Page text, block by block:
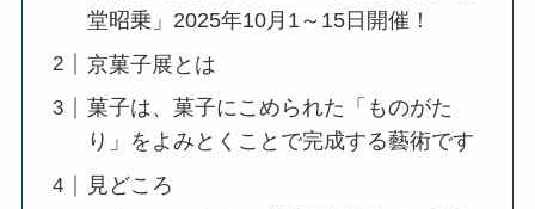
堂昭乗」2025年10月1～15日開催！
京菓子展とは
菓子は、菓子にこめられた「ものがた
り」をよみとくことで完成する藝術です
見どころ